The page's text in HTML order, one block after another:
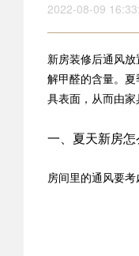
2022-08-09
新房装修后通风
解甲醛的含量。
具表面，从而由
一、夏天新房
房间里的通风要